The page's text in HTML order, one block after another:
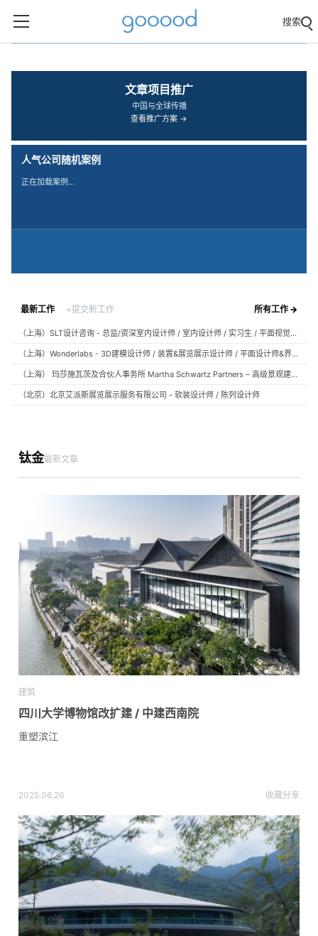
搜索
文章项目推广
中国与全球传播
查看推广方案 →
人气公司随机案例
正在加载案例…
最新工作 +提交新工作 所有工作 →
（上海）SLT设计咨询 - 总监/资深室内设计师 / 室内设计师 / 实习生 / 平面视觉设计师 / 项目经理/中后期负责人 / 媒体公关负责人 / 服务体验设计师
（上海）Wonderlabs - 3D建模设计师 / 装置&展览展示设计师 / 平面设计师&界面设计方向
（上海） 玛莎施瓦茨及合伙人事务所 Martha Schwartz Partners – 高级景观建筑师 Senior Landscape Designer / 景观建筑师 Landscape Designer
（北京）北京艾派斯展览展示服务有限公司 - 软装设计师 / 陈列设计师
钛金最新文章
建筑
四川大学博物馆改扩建 / 中建西南院
重塑滨江
2025.06.26 收藏分享